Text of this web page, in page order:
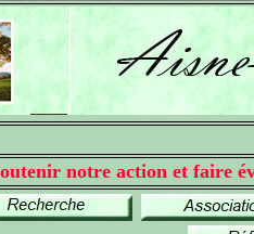
notre action et faire